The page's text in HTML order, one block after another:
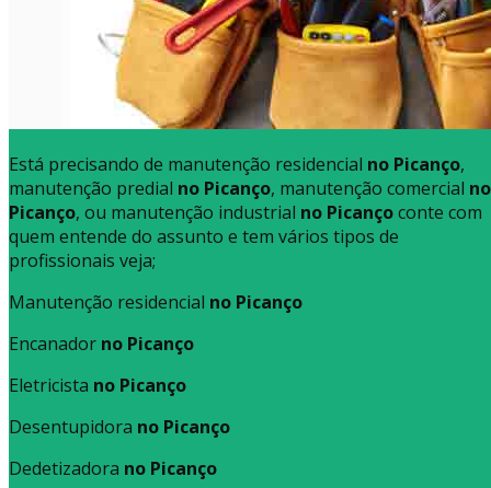
Está precisando de manutenção residencial no Picanço,
manutenção predial no Picanço, manutenção comercial no
Picanço, ou manutenção industrial no Picançoconte com
quem entende do assunto e tem vários tipos de
profissionais veja;
Manutenção residencial no Picanço
Encanador no Picanço
Eletricista no Picanço
Desentupidora no Picanço
Dedetizadora no Picanço